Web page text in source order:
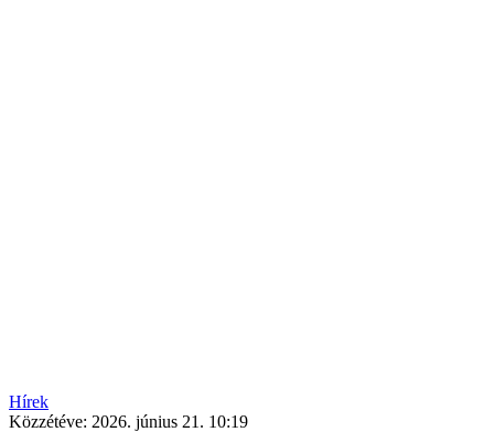
Hírek
Közzétéve: 2026. június 21. 10:19